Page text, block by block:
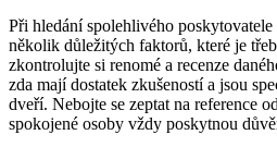
Při hledání spolehlivého
několik ⁣důležitých faktorů, které je
zkontrolujte si renomé a recenze
zda‍ mají dostatek zkušeností a ⁣jsou
dveří. Nebojte se zeptat na⁢ reference
spokojené‍ osoby vždy poskytnou